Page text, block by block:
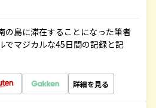
の島に滞在することになった筆者
でマジカルな45日間の記録と記
詳細を見る